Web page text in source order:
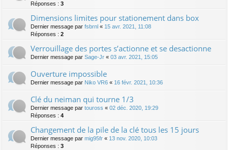
Réponses : 3
Dimensions limites pour stationement dans box
Dernier message par fsbrnl « 15 avr. 2021, 11:08
Réponses : 2
Verrouillage des portes s’actionne et se desactionne
Dernier message par Sage-Jr « 03 avr. 2021, 15:05
Ouverture impossible
Dernier message par Niko VR6 « 16 févr. 2021, 10:36
Clé du neiman qui tourne 1/3
Dernier message par touross « 02 déc. 2020, 19:29
Réponses : 4
Changement de la pile de la clé tous les 15 jours
Dernier message par mig95fr « 13 nov. 2020, 10:03
Réponses : 3